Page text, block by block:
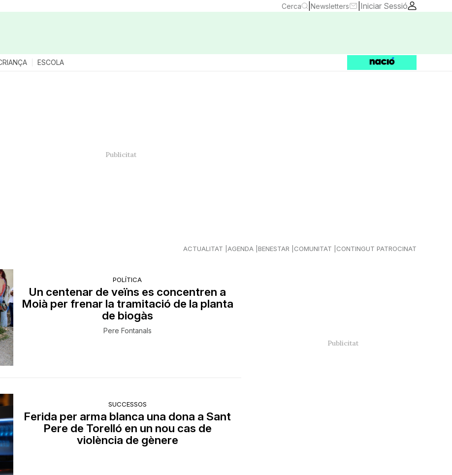
Cerca Newsletters Iniciar Sessió
ESCOLA
ACTUALITAT AGENDA BENESTAR COMUNITAT CONTINGUT PATROCINAT
POLÍTICA
Un centenar de veïns es concentren a
Moià per frenar la tramitació de la planta
de biogàs
Pere Fontanals
SUCCESSOS
Ferida per arma blanca una dona a Sant
Pere de Torelló en un nou cas de
violència de gènere